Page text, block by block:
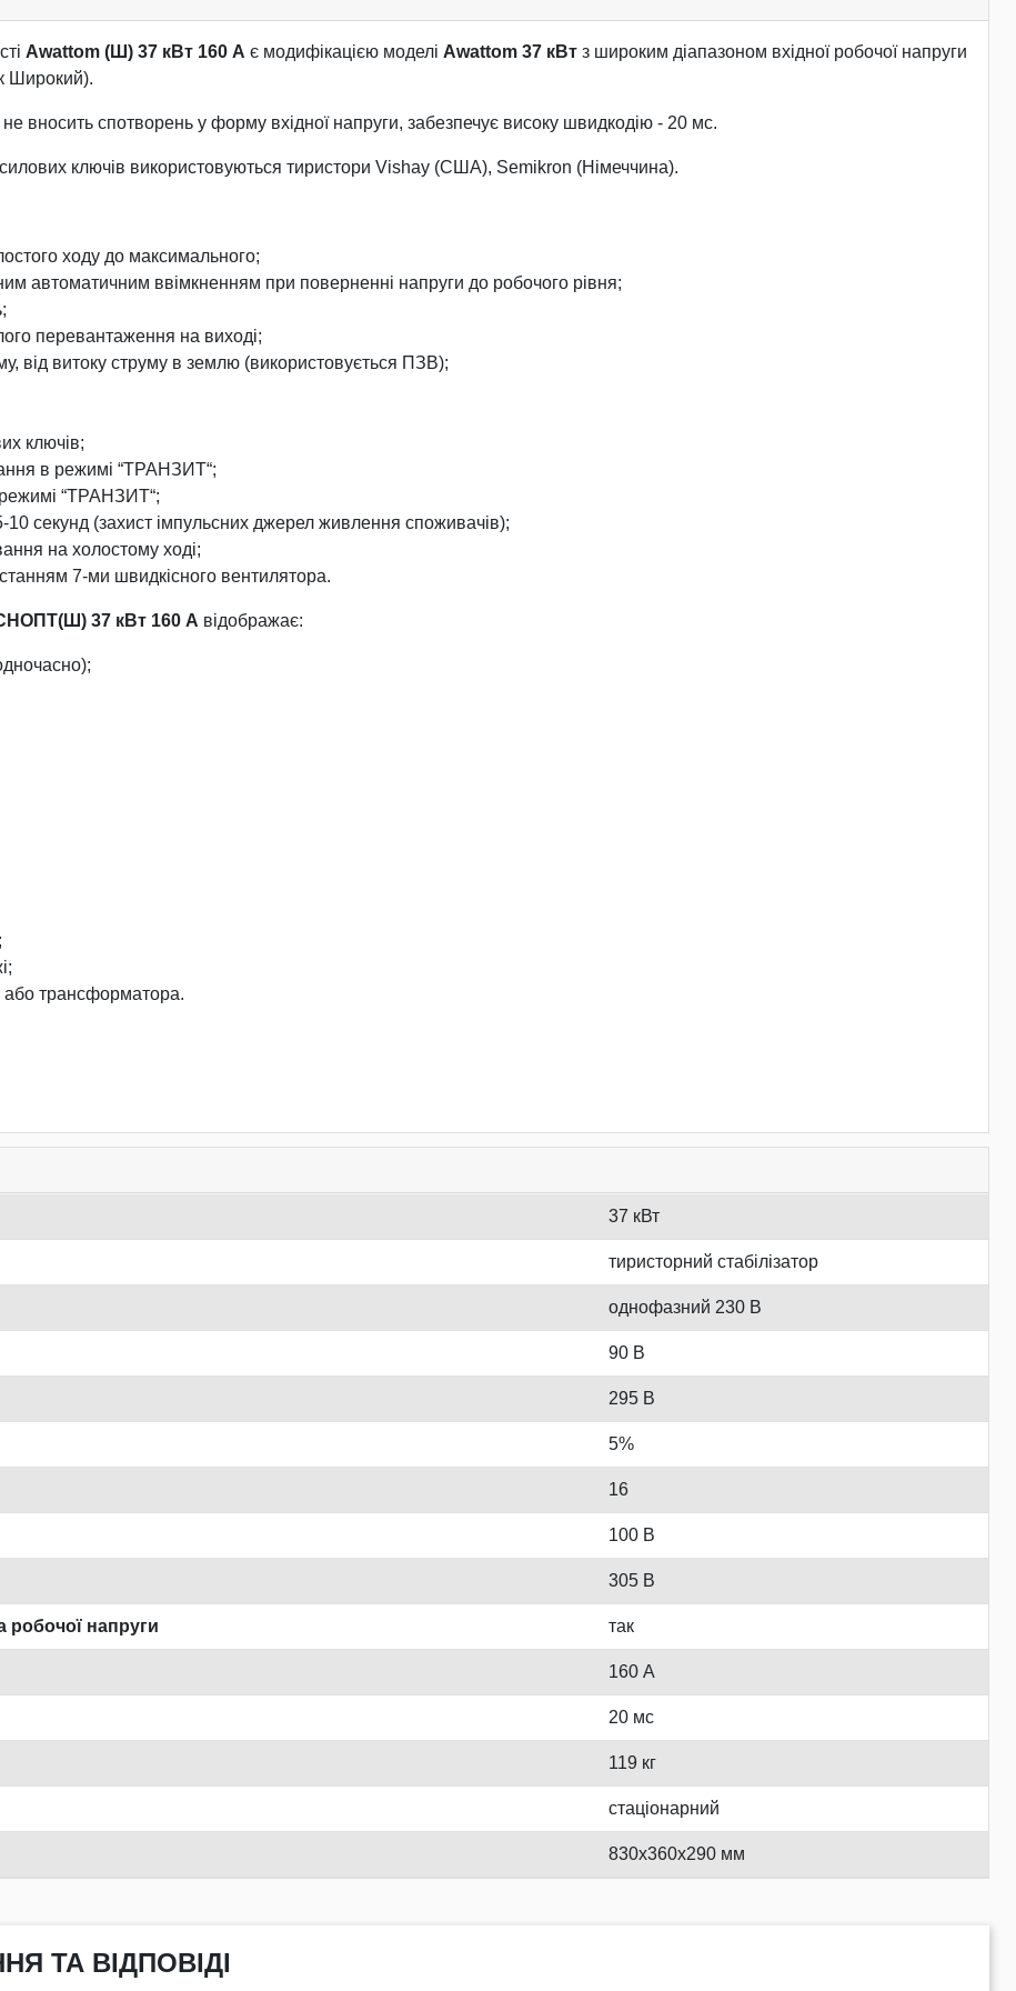
Awattom (Ш) 37 кВт 160 А є модифікацією моделі Awattom 37 кВт з широким діапазоном вхідної робочої напруги
Широкий).
вносить спотворень у форму вхідної напруги, забезпечує високу швидкодію - 20 мс.
ключів використовуються тиристори Vishay (США), Semikron (Німеччина).
ходу до максимального;
автоматичним ввімкненням при поверненні напруги до робочого рівня;
перевантаження на виході;
від витоку струму в землю (використовується ПЗВ);
ключів;
в режимі “ТРАНЗИТ“;
режимі “ТРАНЗИТ“;
10 секунд (захист імпульсних джерел живлення споживачів);
на холостому ході;
7-ми швидкісного вентилятора.
37 кВт 160 А відображає:
або трансформатора.
37 кВт
тиристорний стабілізатор
однофазний 230 В
90 В
295 В
5%
16
100 В
305 В
робочої напруги так
160 А
20 мс
119 кг
стаціонарний
830x360x290 мм
ТА ВІДПОВІДІ